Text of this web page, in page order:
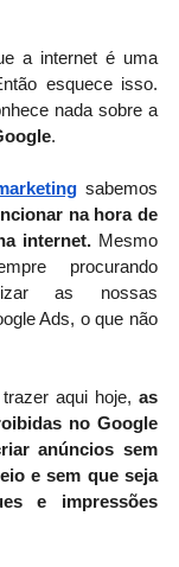
a internet é uma
esquece isso.
.
na hora de
internet. Mesmo
procurando
as nossas
Ads, o que não
aqui hoje, as
no Google
anúncios sem
e sem que seja
e impressões